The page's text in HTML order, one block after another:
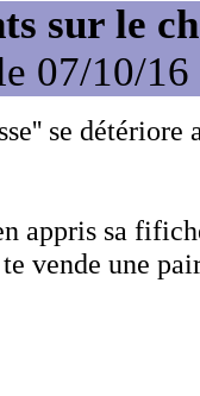
sur le
07/10/16
se
appris sa
vende une